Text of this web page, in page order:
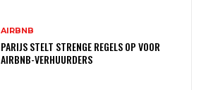
AIRBNB
PARIJS STELT STRENGE REGELS OP VOOR
AIRBNB-VERHUURDERS